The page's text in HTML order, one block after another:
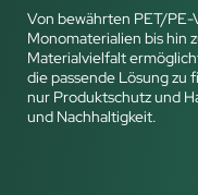
Von bewährten PET/
Monomaterialien bis hin
Materialvielfalt
die passende Lösung zu
nur Produktschutz und
und Nachhaltigkeit.